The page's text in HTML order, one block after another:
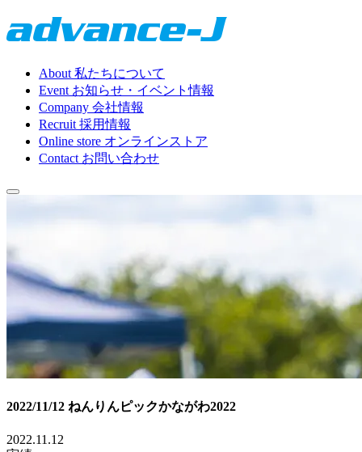
About 私たちについて
Event お知らせ・イベント情報
Company 会社情報
Recruit 採用情報
Online store オンラインストア
Contact お問い合わせ
2022/11/12 ねんりんピックかながわ2022
2022.11.12